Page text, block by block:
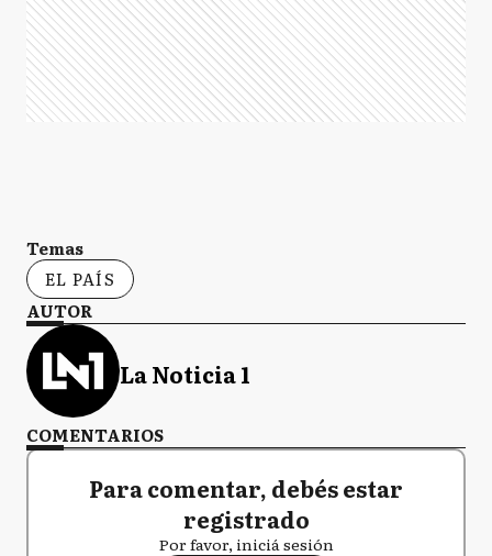
Temas
EL PAÍS
AUTOR
La Noticia 1
COMENTARIOS
Para comentar, debés estar
registrado
Por favor, iniciá sesión